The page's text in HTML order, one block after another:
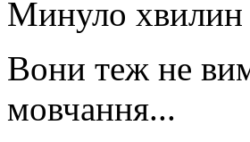
Минуло хвилин
Вони теж не
мовчання...